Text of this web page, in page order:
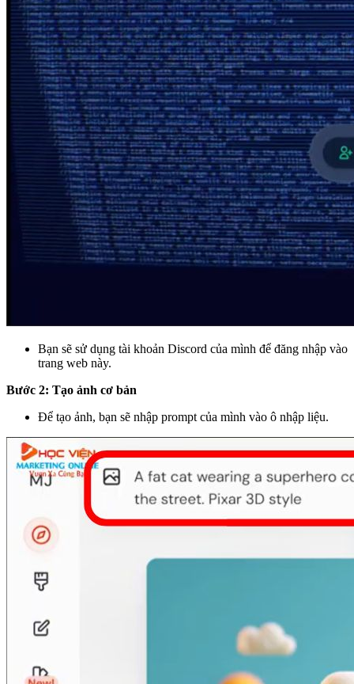
Bạn sẽ sử dụng tài khoản Discord của mình để đăng nhập vào
trang web này.
Bước 2: Tạo ảnh cơ bản
Để tạo ảnh, bạn sẽ nhập prompt của mình vào ô nhập liệu.